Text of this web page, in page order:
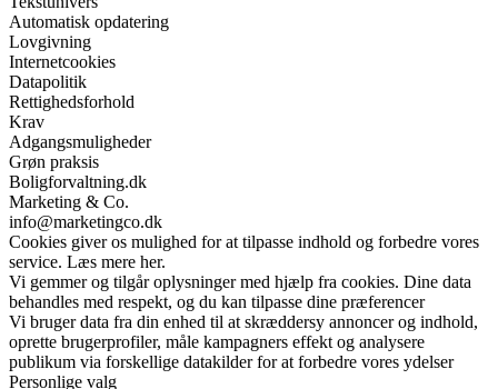
Automatisk opdatering
Lovgivning
Internetcookies
Datapolitik
Rettighedsforhold
Krav
Adgangsmuligheder
Grøn praksis
Boligforvaltning.dk
Marketing & Co.
info@marketingco.dk
Cookies giver os mulighed for at tilpasse indhold og forbedre vores
service. Læs mere her.
Vi gemmer og tilgår oplysninger med hjælp fra cookies. Dine data
behandles med respekt, og du kan tilpasse dine præferencer
Vi bruger data fra din enhed til at skræddersy annoncer og indhold,
oprette brugerprofiler, måle kampagners effekt og analysere
publikum via forskellige datakilder for at forbedre vores ydelser
Personlige valg